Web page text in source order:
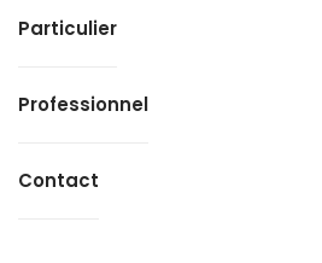
Particulier
Professionnel
Contact